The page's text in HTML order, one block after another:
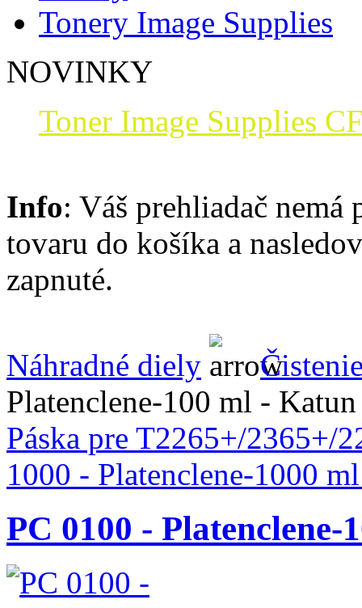
Tonery Image Supplies
NOVINKY
Toner Image Supplies
Info: Váš prehliadač nemá
tovaru do košíka a
zapnuté.
Náhradné diely
Platenclene-100 ml - Katun
Páska pre T2265+/2365+/
1000 - Platenclene-1000
PC 0100 -